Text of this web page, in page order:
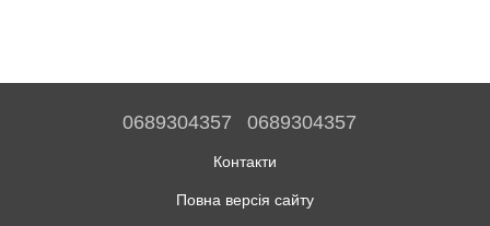
0689304357 0689304357
Контакти
Повна версія сайту